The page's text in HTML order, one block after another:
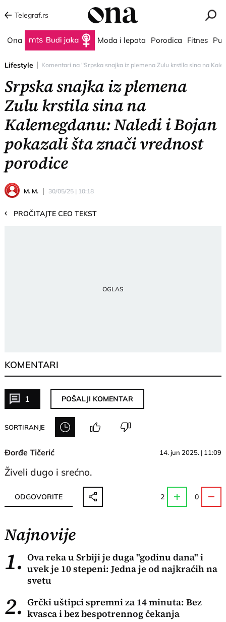
Telegraf.rs
Ona Budi jaka Moda i lepota Porodica Fitnes
Lifestyle Komentari na "Srpska snajka iz plemena Zulu krstila sina na
Srpska snajka iz plemena
Zulu krstila sina na
Kalemegdanu: Naledi i Bojan
pokazali šta znači vrednost
porodice
M. M. 30/05/25 | 10:18
‹ PROČITAJTE CEO TEKST
KOMENTARI
1 POŠALJI KOMENTAR
SORTIRANJE
Đorđe Tičerić 14. jun 2025. | 11:09
Živeli dugo i srećno.
ODGOVORITE 2 0
Najnovije
1. Ova reka u Srbiji je duga "godinu dana" i
uvek je 10 stepeni: Jedna je od najkraćih na
svetu
2. Grčki uštipci spremni za 14 minuta: Bez
kvasca i bez bespotrennog čekanja